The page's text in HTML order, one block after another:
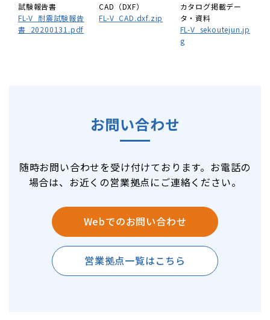
試験報告書
FL-V_耐震試験報告
書_20200131.pdf
CAD（DXF）
FL-V_CAD.dxf.zip
カタログ掲載デー
タ・資料
FL-V_sekoutejun.jp
g
お問い合わせ
随時お問い合わせを受け付けております。お電話の
場合は、お近くの営業拠点にご連絡ください。
Webでのお問い合わせ
営業拠点一覧はこちら